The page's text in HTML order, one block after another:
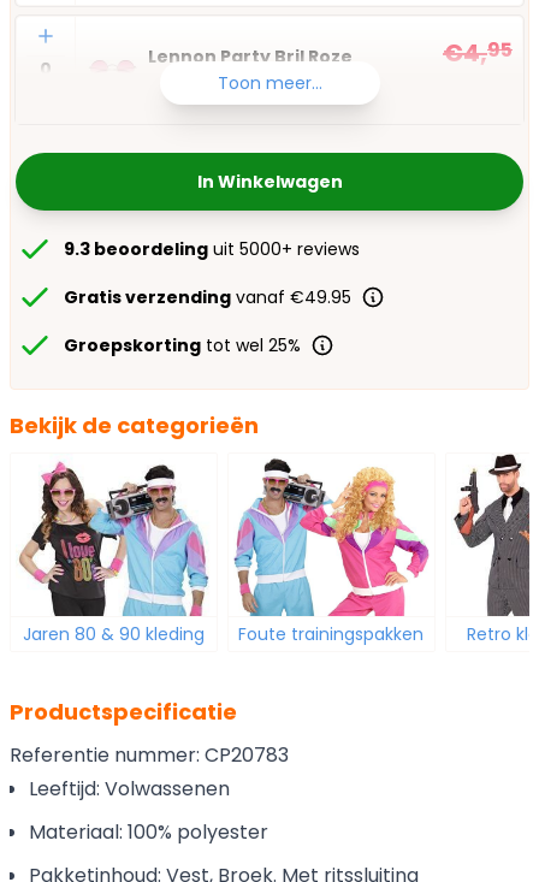
Aantal
Lennon Party Bril Roze
Op voorraad
€4,95
Toon meer...
In Winkelwagen
9.3 beoordeling uit 5000+ reviews
Gratis verzending vanaf €49.95
Groepskorting tot wel 25%
Bekijk de categorieën
Jaren 80 & 90 kleding Foute trainingspakken Retro
Productspecificatie
Referentie nummer: CP20783
Leeftijd: Volwassenen
Materiaal: 100% polyester
Pakketinhoud: Vest, Broek. Met ritssluiting